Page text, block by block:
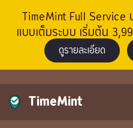
TimeMint Full Service
แบบเต็มระบบ เริ่มต้น
ดูรายละเอียด
TimeMint